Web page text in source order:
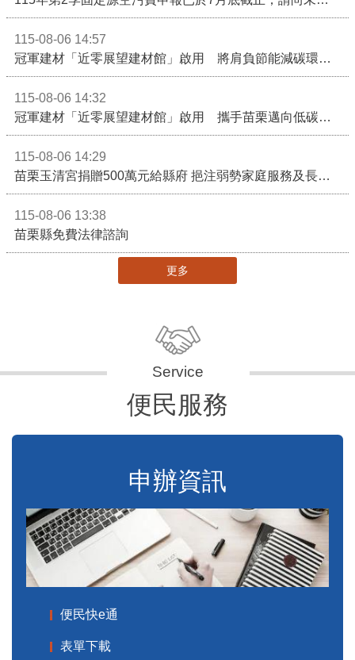
115-08-06 14:57
115-08-06 14:32
115-08-06 14:29
115-08-06 13:38
苗栗縣免費法律諮詢
更多
便民服務
申辦資訊
便民快e通
表單下載